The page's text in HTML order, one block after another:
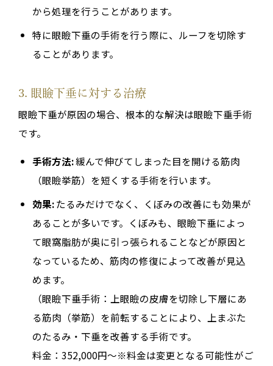
から処理を行うことがあります。
特に眼瞼下垂の手術を行う際に、ルーフを切除す
ることがあります。
3. 眼瞼下垂に対する治療
眼瞼下垂が原因の場合、根本的な解決は眼瞼下垂手術
です。
手術方法:緩んで伸びてしまった目を開ける筋肉
（眼瞼挙筋）を短くする手術を行います。
効果:たるみだけでなく、くぼみの改善にも効果が
あることが多いです。くぼみも、眼瞼下垂によっ
て眼窩脂肪が奥に引っ張られることなどが原因と
なっているため、筋肉の修復によって改善が見込
めます。
（眼瞼下垂手術：上眼瞼の皮膚を切除し下層にあ
る筋肉（挙筋）を前転することにより、上まぶた
のたるみ・下垂を改善する手術です。
料金：352,000円～※料金は変更となる可能性がご